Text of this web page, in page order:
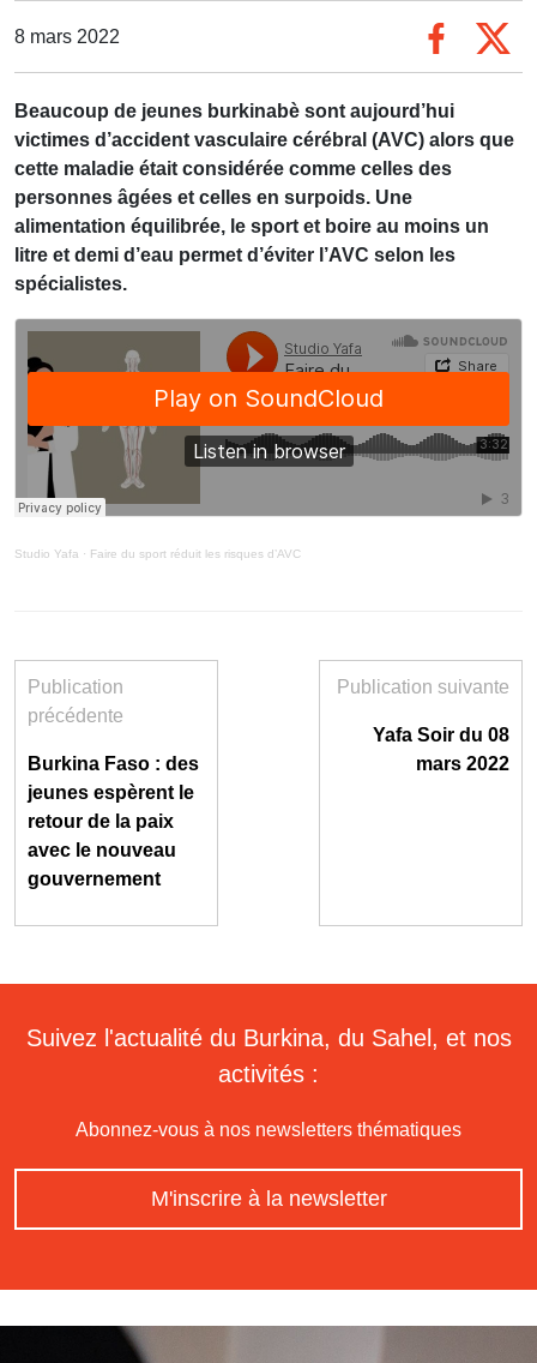
8 mars 2022
Beaucoup de jeunes burkinabè sont aujourd’hui
victimes d’accident vasculaire cérébral (AVC) alors que
cette maladie était considérée comme celles des
personnes âgées et celles en surpoids. Une
alimentation équilibrée, le sport et boire au moins un
litre et demi d’eau permet d’éviter l’AVC selon les
spécialistes.
Studio Yafa · Faire du sport réduit les risques d’AVC
Publication
précédente
Burkina Faso : des
jeunes espèrent le
retour de la paix
avec le nouveau
gouvernement
Publication suivante
Yafa Soir du 08
mars 2022
Suivez l'actualité du Burkina, du Sahel, et nos
activités :
Abonnez-vous à nos newsletters thématiques
M'inscrire à la newsletter